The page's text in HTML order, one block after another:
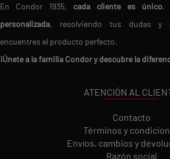
En Condor 1935, cada cliente es único.
personalizada, resolviendo tus dudas y
encuentres el producto perfecto.
¡Únete a la familia Condor y descubre la
ATENCIÓN AL
Contacto
Términos y
Envíos, cambios y
Razón social